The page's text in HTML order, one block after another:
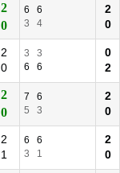
2
0
6
6
3
4
2
0
2
0
3
3
6
6
0
2
2
0
7
6
5
3
2
0
2
1
6
6
3
1
2
0